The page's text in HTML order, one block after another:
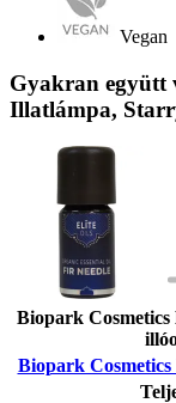
Vegan
Gyakran együtt
Illatlámpa,
Biopark
Biopark